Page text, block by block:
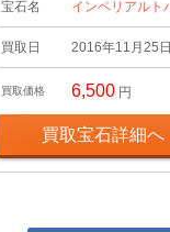
宝石名 インペリアルト
買取日 2016年11月25
買取価格 6,500 円
買取宝石詳細へ